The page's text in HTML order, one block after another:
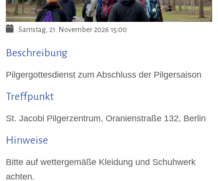
Samstag, 21. November 2026 15:00
Beschreibung
Pilgergottesdienst zum Abschluss der Pilgersaison
Treffpunkt
St. Jacobi Pilgerzentrum, Oranienstraße 132, Berlin
Hinweise
Bitte auf wettergemäße Kleidung und Schuhwerk
achten.